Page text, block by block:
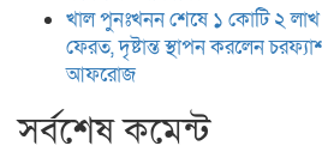
খাল পুনঃখনন শেষে ১ কোটি ২ লাখ
ফেরত, দৃষ্টান্ত স্থাপন করলেন
আফরোজ
সর্বশেষ কমেন্ট